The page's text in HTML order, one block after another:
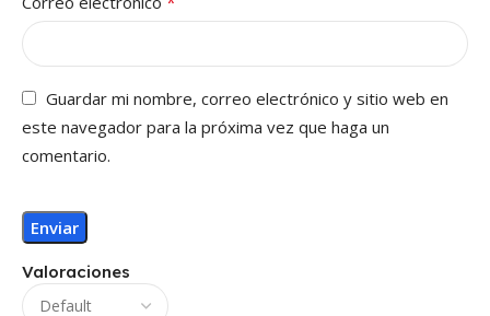
Valoraciones
Guardar mi nombre, correo electrónico y sitio web en
este navegador para la próxima vez que haga un
comentario.